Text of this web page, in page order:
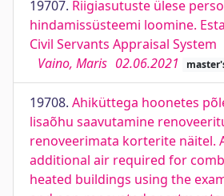
19707. Riigiasutuste ülese
hindamissüsteemi loomine.
Civil Servants Appraisal System
Vaino, Maris 02.06.2021
19708. Ahiküttega hoonetes
lisaõhu saavutamine
renoveerimata korterite näitel.
additional air required for
heated buildings using the